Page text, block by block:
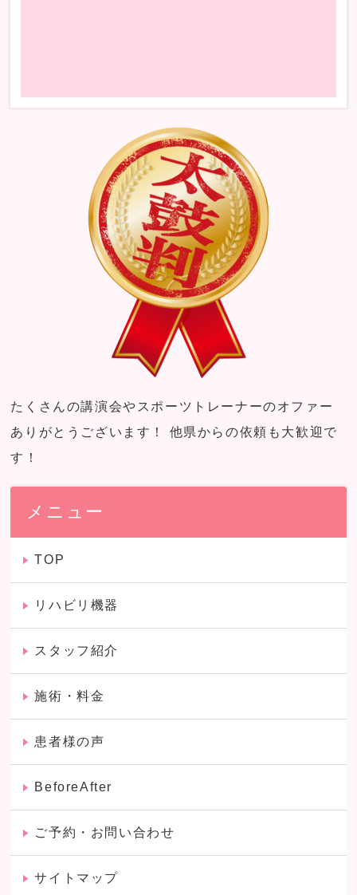
たくさんの講演会やスポーツトレーナーのオファー
ありがとうございます！ 他県からの依頼も大歓迎で
す！
メニュー
TOP
リハビリ機器
スタッフ紹介
施術・料金
患者様の声
BeforeAfter
ご予約・お問い合わせ
サイトマップ